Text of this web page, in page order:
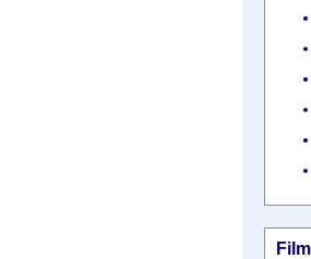
Film